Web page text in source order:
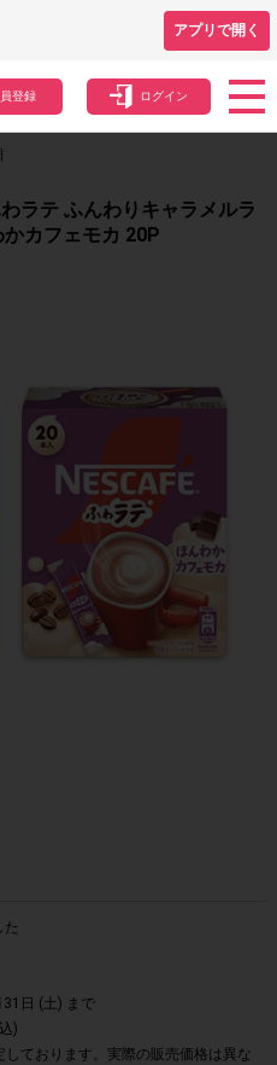
アプリで開く
登録 ログイン
ラテ ふんわりキャラメルラ
カフェモカ 20P
た
日 (土) まで
)
ております。実際の販売価格は異な